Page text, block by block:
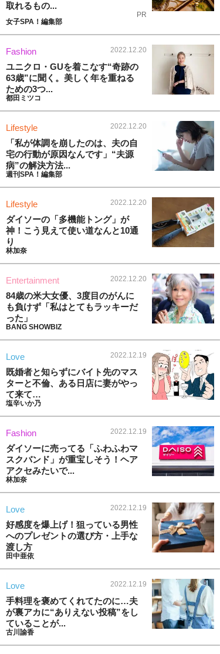
取れるもの...
PR
女子SPA！編集部
Fashion 2022.12.20
ユニクロ・GUを着こなす“奇跡の
63歳”に聞く。美しく年を重ねる
ための3つ...
都田ミツコ
Lifestyle 2022.12.20
「私が体調を崩したのは、夫の自
宅の行動が原因なんです」“夫源
病”の解決方法...
週刊SPA！編集部
Lifestyle 2022.12.20
ダイソーの「多機能トング」が
神！こう見えて使い道なんと10通
り
林加奈
Entertainment 2022.12.20
84歳の米大女優、3度目のがんに
も負けず「私はとてもラッキーだ
った」
BANG SHOWBIZ
Love 2022.12.19
既婚者と知らずにバイト先のマス
ターと不倫、ある日店に妻がやっ
て来て…
塩辛いか乃
Fashion 2022.12.19
ダイソーに売ってる「ふわふわマ
スクバンド」が重宝しそう！ヘア
アクセみたいで...
林加奈
Love 2022.12.19
好感度を爆上げ！狙っている男性
へのプレゼントの選び方・上手な
渡し方
田中亜依
Love 2022.12.19
手料理を褒めてくれてたのに…夫
が裏アカに“ありえない投稿”をし
ていることが...
古川諭香